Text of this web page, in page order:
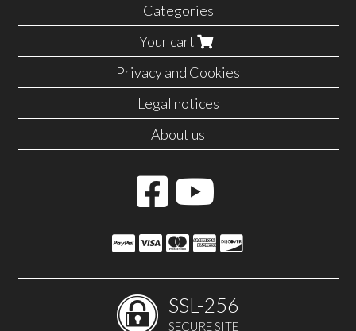
Categories
Your cart
Privacy and Cookies
Legal notices
About us
SSL-256
SECURE SITE